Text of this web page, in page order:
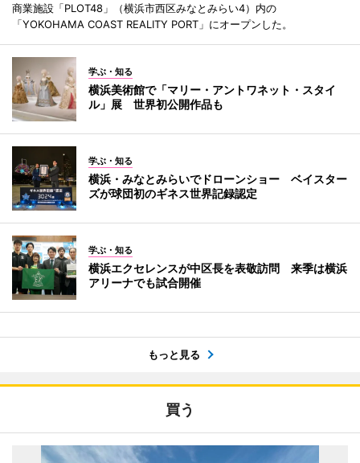
商業施設「PLOT48」（横浜市西区みなとみらい4）内の
「YOKOHAMA COAST REALITY PORT」にオープンした。
学ぶ・知る
横浜美術館で「マリー・アントワネット・スタイ
ル」展 世界初公開作品も
学ぶ・知る
横浜・みなとみらいでドローンショー ベイスター
ズが球団初のギネス世界記録認定
学ぶ・知る
横浜エクセレンスが中区長を表敬訪問 来季は横浜
アリーナでも試合開催
もっと見る
買う